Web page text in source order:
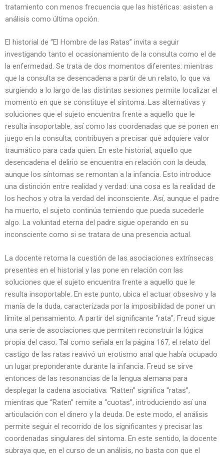
tratamiento con menos frecuencia que las histéricas: asisten a
análisis como última opción.
El historial de “El Hombre de las Ratas” invita a seguir
investigando tanto el ocasionamiento de la consulta como el de
la enfermedad. Se trata de dos momentos diferentes: mientras
que la consulta se desencadena a partir de un relato, lo que va
surgiendo a lo largo de las distintas sesiones permite localizar el
momento en que se constituye el síntoma. Las alternativas y
soluciones que el sujeto encuentra frente a aquello que le
resulta insoportable, así como las coordenadas que se ponen en
juego en la consulta, contribuyen a precisar qué adquiere valor
traumático para cada quien. En este historial, aquello que
desencadena el delirio se encuentra en relación con la deuda,
aunque los síntomas se remontan a la infancia. Esto introduce
una distinción entre realidad y verdad: una cosa es la realidad de
los hechos y otra la verdad del inconsciente. Así, aunque el padre
ha muerto, el sujeto continúa temiendo que pueda sucederle
algo. La voluntad eterna del padre sigue operando en su
inconsciente como si se tratara de una presencia actual.
La docente retoma la cuestión de las asociaciones extrínsecas
presentes en el historial y las pone en relación con las
soluciones que el sujeto encuentra frente a aquello que le
resulta insoportable. En este punto, ubica el actuar obsesivo y la
manía de la duda, caracterizada por la imposibilidad de poner un
límite al pensamiento. A partir del significante “rata”, Freud sigue
una serie de asociaciones que permiten reconstruir la lógica
propia del caso. Tal como señala en la página 167, el relato del
castigo de las ratas reavivó un erotismo anal que había ocupado
un lugar preponderante durante la infancia. Freud se sirve
entonces de las resonancias de la lengua alemana para
desplegar la cadena asociativa: “Ratten” significa “ratas”,
mientras que “Raten” remite a “cuotas”, introduciendo así una
articulación con el dinero y la deuda. De este modo, el análisis
permite seguir el recorrido de los significantes y precisar las
coordenadas singulares del síntoma. En este sentido, la docente
subraya que, en el curso de un análisis, no basta con que el